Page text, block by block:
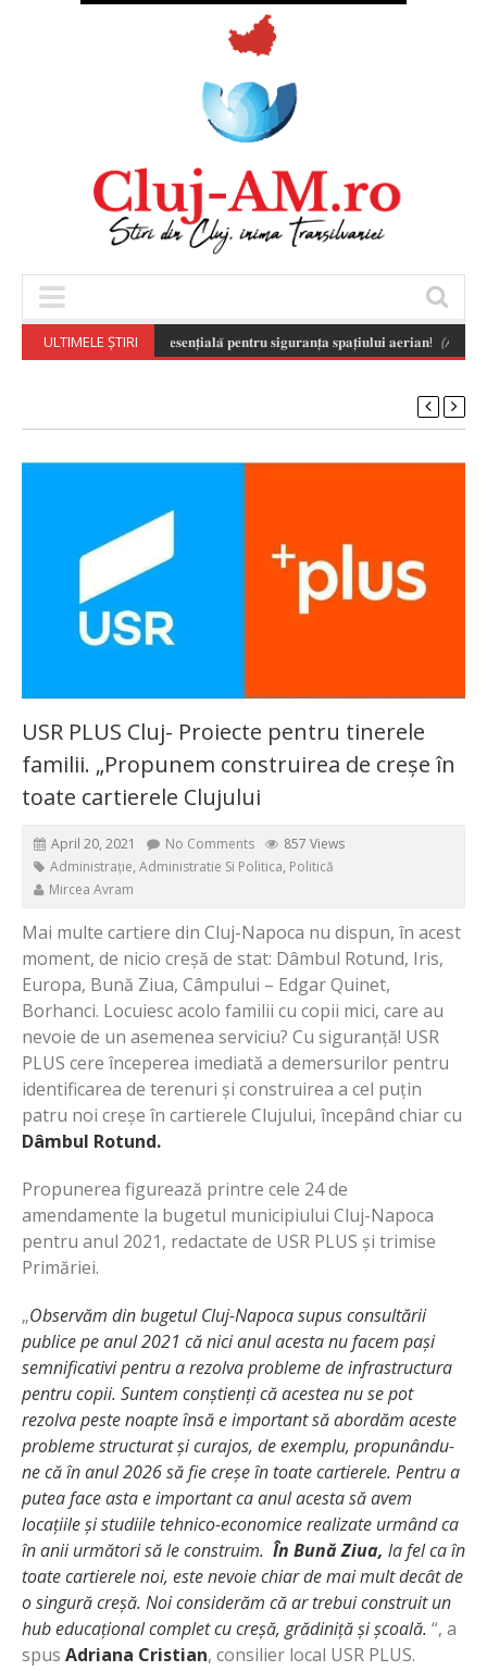
ULTIMELE ȘTIRI
𝐚 𝐝𝐫𝐨𝐧𝐞𝐥𝐨𝐫 𝐞𝐬𝐭𝐞 𝐞𝐬𝐞𝐧𝐭̦𝐢𝐚𝐥𝐚̆ 𝐩𝐞𝐧𝐭𝐫𝐮 𝐬𝐢𝐠𝐮𝐫𝐚𝐧𝐭̦𝐚 𝐬𝐩𝐚𝐭̦𝐢𝐮𝐥𝐮𝐢 𝐚𝐞𝐫𝐢𝐚𝐧! (August 7,
USR PLUS Cluj- Proiecte pentru tinerele
familii. „Propunem construirea de creșe în
toate cartierele Clujului
April 20, 2021 No Comments
857 Views
Administrație, Administratie Si Politica, Politică
Mircea Avram
Mai multe cartiere din Cluj-Napoca nu dispun, în acest
moment, de nicio creșă de stat: Dâmbul Rotund, Iris,
Europa, Bună Ziua, Câmpului – Edgar Quinet,
Borhanci. Locuiesc acolo familii cu copii mici, care au
nevoie de un asemenea serviciu? Cu siguranță! USR
PLUS cere începerea imediată a demersurilor pentru
identificarea de terenuri și construirea a cel puțin
patru noi creșe în cartierele Clujului, începând chiar cu
Dâmbul Rotund.
Propunerea figurează printre cele 24 de
amendamente la bugetul municipiului Cluj-Napoca
pentru anul 2021, redactate de USR PLUS și trimise
Primăriei.
„Observăm din bugetul Cluj-Napoca supus consultării
publice pe anul 2021 că nici anul acesta nu facem pași
semnificativi pentru a rezolva probleme de infrastructura
pentru copii. Suntem conștienți că acestea nu se pot
rezolva peste noapte însă e important să abordăm aceste
probleme structurat și curajos, de exemplu, propunându-
ne că în anul 2026 să fie creșe în toate cartierele. Pentru a
putea face asta e important ca anul acesta să avem
locațiile și studiile tehnico-economice realizate urmând ca
în anii următori să le construim. În Bună Ziua, la fel ca în
toate cartierele noi, este nevoie chiar de mai mult decât de
o singură creșă. Noi considerăm că ar trebui construit un
hub educațional complet cu creșă, grădiniță și școală. “, a
spus Adriana Cristian, consilier local USR PLUS.